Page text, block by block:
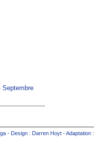
Septembre
- Design : Darren Hoyt - Adaptation :